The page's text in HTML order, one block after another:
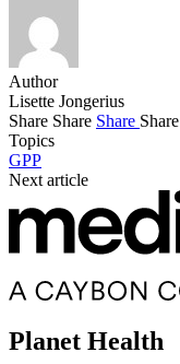
Author
Lisette Jongerius
Share Share Share Share
Topics
GPP
Next article
Planet Health